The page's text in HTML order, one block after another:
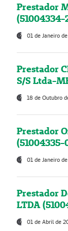
Prestador
(51004334-
01 de Janeiro
Prestador
S/S Ltda-
18 de Outubro
Prestador
(51004335-
01 de Janeiro
Prestador
LTDA
01 de Abril de